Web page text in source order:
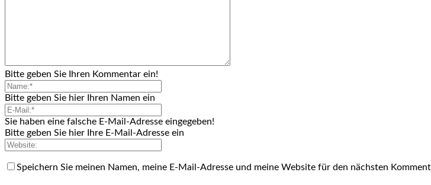
Bitte geben Sie Ihren Kommentar ein!
Bitte geben Sie hier Ihren Namen ein
Sie haben eine falsche E-Mail-Adresse eingegeben!
Bitte geben Sie hier Ihre E-Mail-Adresse ein
Speichern Sie meinen Namen, meine E-Mail-Adresse und meine Website für den nächsten